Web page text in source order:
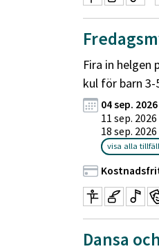
Fira in helgen
kul för barn 3-
04 sep.
11 sep.
18 sep.
visa alla
Dansa